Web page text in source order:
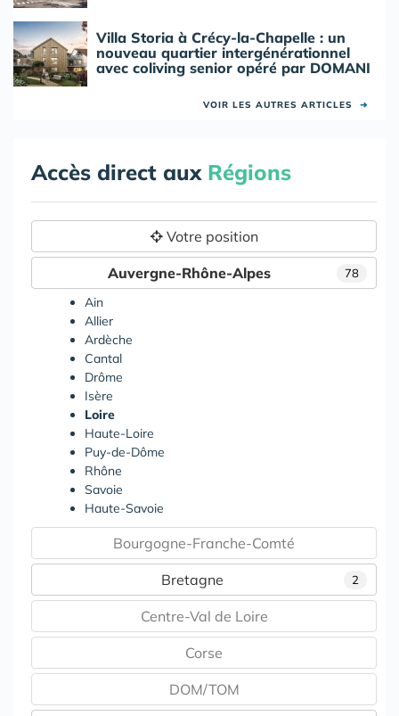
Villa Storia à Crécy-la-Chapelle : un
nouveau quartier intergénérationnel
avec coliving senior opéré par DOMANI
VOIR LES AUTRES ARTICLES ➜
Accès direct aux Régions
Votre position
78
Auvergne-Rhône-Alpes
Ain
Allier
Ardèche
Cantal
Drôme
Isère
Loire
Haute-Loire
Puy-de-Dôme
Rhône
Savoie
Haute-Savoie
Bourgogne-Franche-Comté
2
Bretagne
Centre-Val de Loire
Corse
DOM/TOM